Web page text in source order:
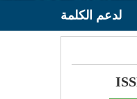
لدعم الكلمة